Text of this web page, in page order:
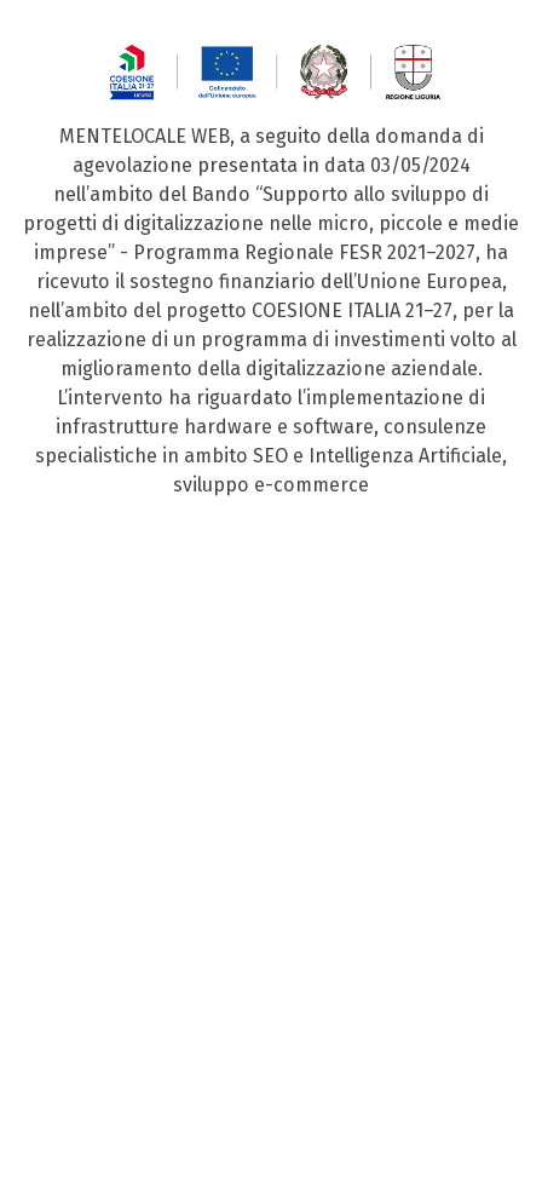
MENTELOCALE WEB, a seguito della domanda di
agevolazione presentata in data 03/05/2024
nell’ambito del Bando “Supporto allo sviluppo di
progetti di digitalizzazione nelle micro, piccole e medie
imprese” - Programma Regionale FESR 2021–2027, ha
ricevuto il sostegno finanziario dell’Unione Europea,
nell’ambito del progetto COESIONE ITALIA 21–27, per la
realizzazione di un programma di investimenti volto al
miglioramento della digitalizzazione aziendale.
L’intervento ha riguardato l’implementazione di
infrastrutture hardware e software, consulenze
specialistiche in ambito SEO e Intelligenza Artificiale,
sviluppo e-commerce